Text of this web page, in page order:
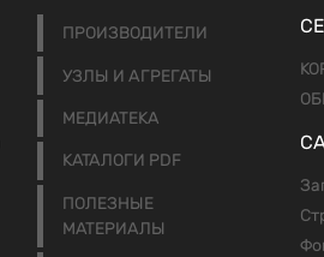
ПРОИЗВОДИТЕЛИ
УЗЛЫ И АГРЕГАТЫ
МЕДИАТЕКА
КАТАЛОГИ PDF
ПОЛЕЗНЫЕ
МАТЕРИАЛЫ